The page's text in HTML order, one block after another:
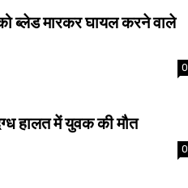
ब्लेड मारकर घायल करने वाले
0
हालत में युवक की मौत
0